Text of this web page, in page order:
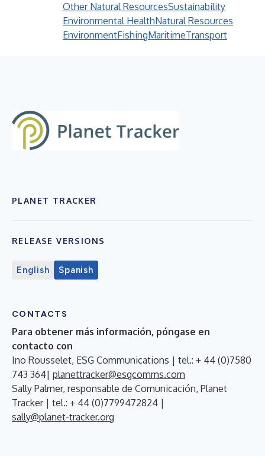
Other Natural ResourcesSustainability
Environmental HealthNatural Resources
EnvironmentFishingMaritimeTransport
PLANET TRACKER
RELEASE VERSIONS
English Spanish
CONTACTS
Para obtener más información, póngase en
contacto con
Ino Rousselet, ESG Communications | tel.: + 44 (0)7580
743 364| planettracker@esgcomms.com
Sally Palmer, responsable de Comunicación, Planet
Tracker | tel.: + 44 (0)7799472824 |
sally@planet-tracker.org